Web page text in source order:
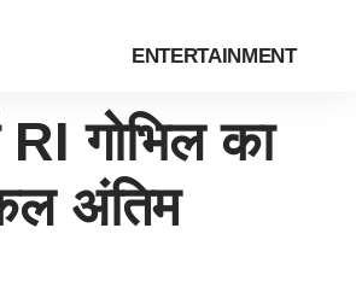
ENTERTAINMENT
RI गोभिल का
अंतिम